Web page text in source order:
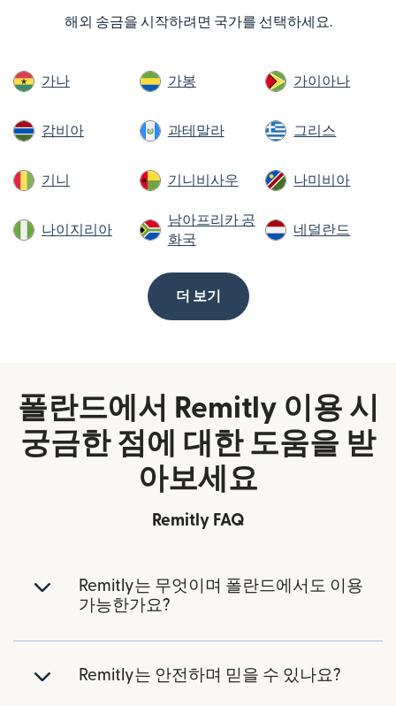
해외 송금을 시작하려면 국가를 선택하세요.
가나 가봉 가이아나
감비아 과테말라 그리스
기니 기니비사우 나미비아
나이지리아
남아프리카 공
화국
네덜란드
더 보기
폴란드에서 Remitly 이용 시
궁금한 점에 대한 도움을 받
아보세요
Remitly FAQ
Remitly는 무엇이며 폴란드에서도 이용
가능한가요?
Remitly는 안전하며 믿을 수 있나요?